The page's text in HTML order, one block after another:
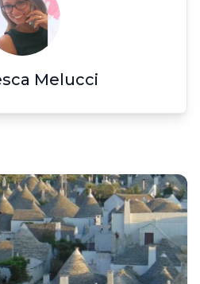
Melucci